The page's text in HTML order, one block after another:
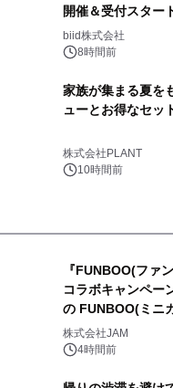
開催＆受付スター
biid株式会社
8時間前
家族が集まる夏を
ューとお得なセッ
株式会社PLANT
10時間前
『FUNBOO(ファ
コラボキャンペ
の FUNBOO(ミニ
株式会社JAM
4時間前